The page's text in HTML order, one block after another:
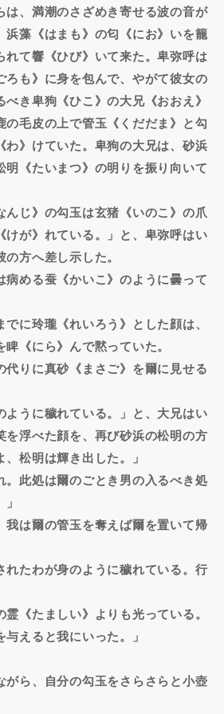
は、満潮のさざめき寄せる波の音が
浜藻《はまも》の匂《にお》いを籠
れて響《ひび》いて来た。卑弥呼は
ろも》に身を包んで、やがて彼女の
き卑狗《ひこ》の大兄《おおえ》
の毛皮の上で管玉《くだだま》と勾
わ》けていた。卑狗の大兄は、砂浜
明《たいまつ》の明りを振り向いて
んじ》の勾玉は玄猪《いのこ》の爪
けが》れている。」と、卑弥呼はい
方へ差し示した。
病める蚕《かいこ》のように曇って
に玲瓏《れいろう》とした顔は、
《にら》んで黙っていた。
代りに真砂《まさご》を爾に見せる
ように穢れている。」と、大兄はい
を浮べた顔を、再び砂浜の松明の方
松明は輝き出した。」
。此処は爾のごとき男の入るべき処
我は爾の管玉を奪えば爾を置いて帰
れたわが身のように穢れている。行
霊《たましい》よりも光っている。
えると我にいった。」
ら、自分の勾玉をさらさらと小壺